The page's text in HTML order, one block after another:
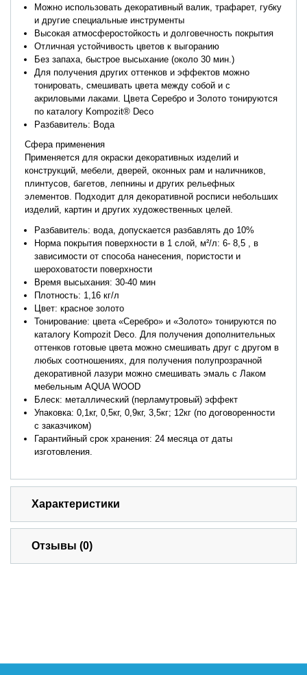
Можно использовать декоративный валик, трафарет, губку
и другие специальные инструменты
Высокая атмосферостойкость и долговечность покрытия
Отличная устойчивость цветов к выгоранию
Без запаха, быстрое высыхание (около 30 мин.)
Для получения других оттенков и эффектов можно
тонировать, смешивать цвета между собой и с
акриловыми лаками. Цвета Серебро и Золото тонируются
по каталогу Kompozit® Deco
Разбавитель: Вода
Сфера применения
Применяется для окраски декоративных изделий и
конструкций, мебели, дверей, оконных рам и наличников,
плинтусов, багетов, лепнины и других рельефных
элементов. Подходит для декоративной росписи небольших
изделий, картин и других художественных целей.
Разбавитель: вода, допускается разбавлять до 10%
Норма покрытия поверхности в 1 слой, м²/л: 6- 8,5 , в
зависимости от способа нанесения, пористости и
шероховатости поверхности
Время высыхания: 30-40 мин
Плотность: 1,16 кг/л
Цвет: красное золото
Тонирование: цвета «Серебро» и «Золото» тонируются по
каталогу Kompozit Deco. Для получения дополнительных
оттенков готовые цвета можно смешивать друг с другом в
любых соотношениях, для получения полупрозрачной
декоративной лазури можно смешивать эмаль с Лаком
мебельным AQUA WOOD
Блеск: металлический (перламутровый) эффект
Упаковка: 0,1кг, 0,5кг, 0,9кг, 3,5кг; 12кг (по договоренности
с заказчиком)
Гарантийный срок хранения: 24 месяца от даты
изготовления.
Характеристики
Отзывы (0)